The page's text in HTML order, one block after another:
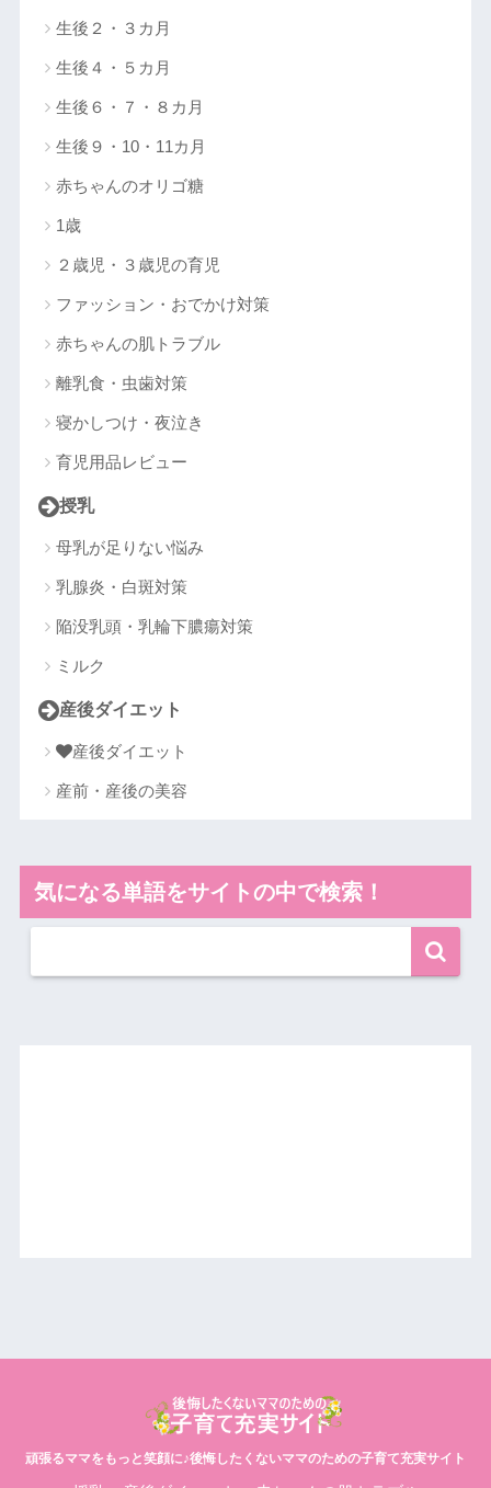
生後２・３カ月
生後４・５カ月
生後６・７・８カ月
生後９・10・11カ月
赤ちゃんのオリゴ糖
1歳
２歳児・３歳児の育児
ファッション・おでかけ対策
赤ちゃんの肌トラブル
離乳食・虫歯対策
寝かしつけ・夜泣き
育児用品レビュー
授乳
母乳が足りない悩み
乳腺炎・白斑対策
陥没乳頭・乳輪下膿瘍対策
ミルク
産後ダイエット
産後ダイエット
産前・産後の美容
気になる単語をサイトの中で検索！
頑張るママをもっと笑顔に♪後悔したくないママのための子育て充実サイト